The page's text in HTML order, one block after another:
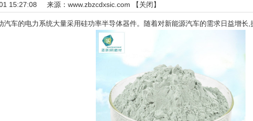
15:27:08 来源： www.zbzcdxsic.com 【关闭】
的电力系统大量采用硅功率半导体器件。随着对新能源汽车的需求日益增长,